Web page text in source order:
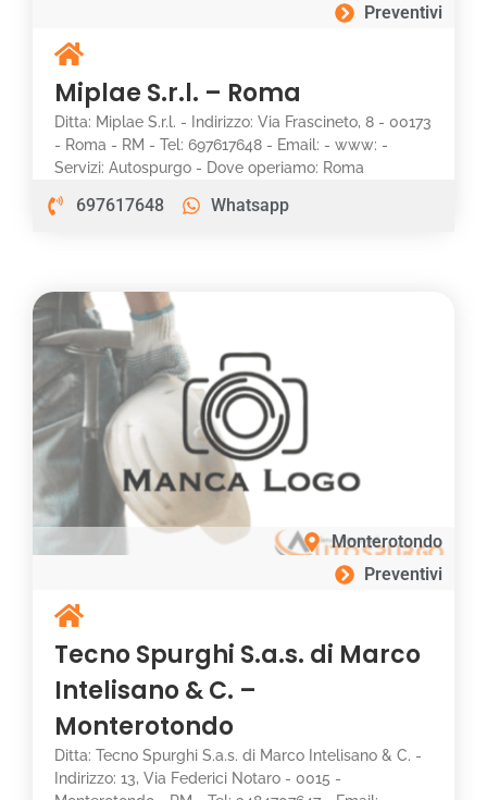
Preventivi
Miplae S.r.l. – Roma
Ditta: Miplae S.r.l. - Indirizzo: Via Frascineto, 8 - 00173
- Roma - RM - Tel: 697617648 - Email: - www: -
Servizi: Autospurgo - Dove operiamo: Roma
697617648 Whatsapp
Monterotondo
Preventivi
Tecno Spurghi S.a.s. di Marco
Intelisano & C. –
Monterotondo
Ditta: Tecno Spurghi S.a.s. di Marco Intelisano & C. -
Indirizzo: 13, Via Federici Notaro - 0015 -